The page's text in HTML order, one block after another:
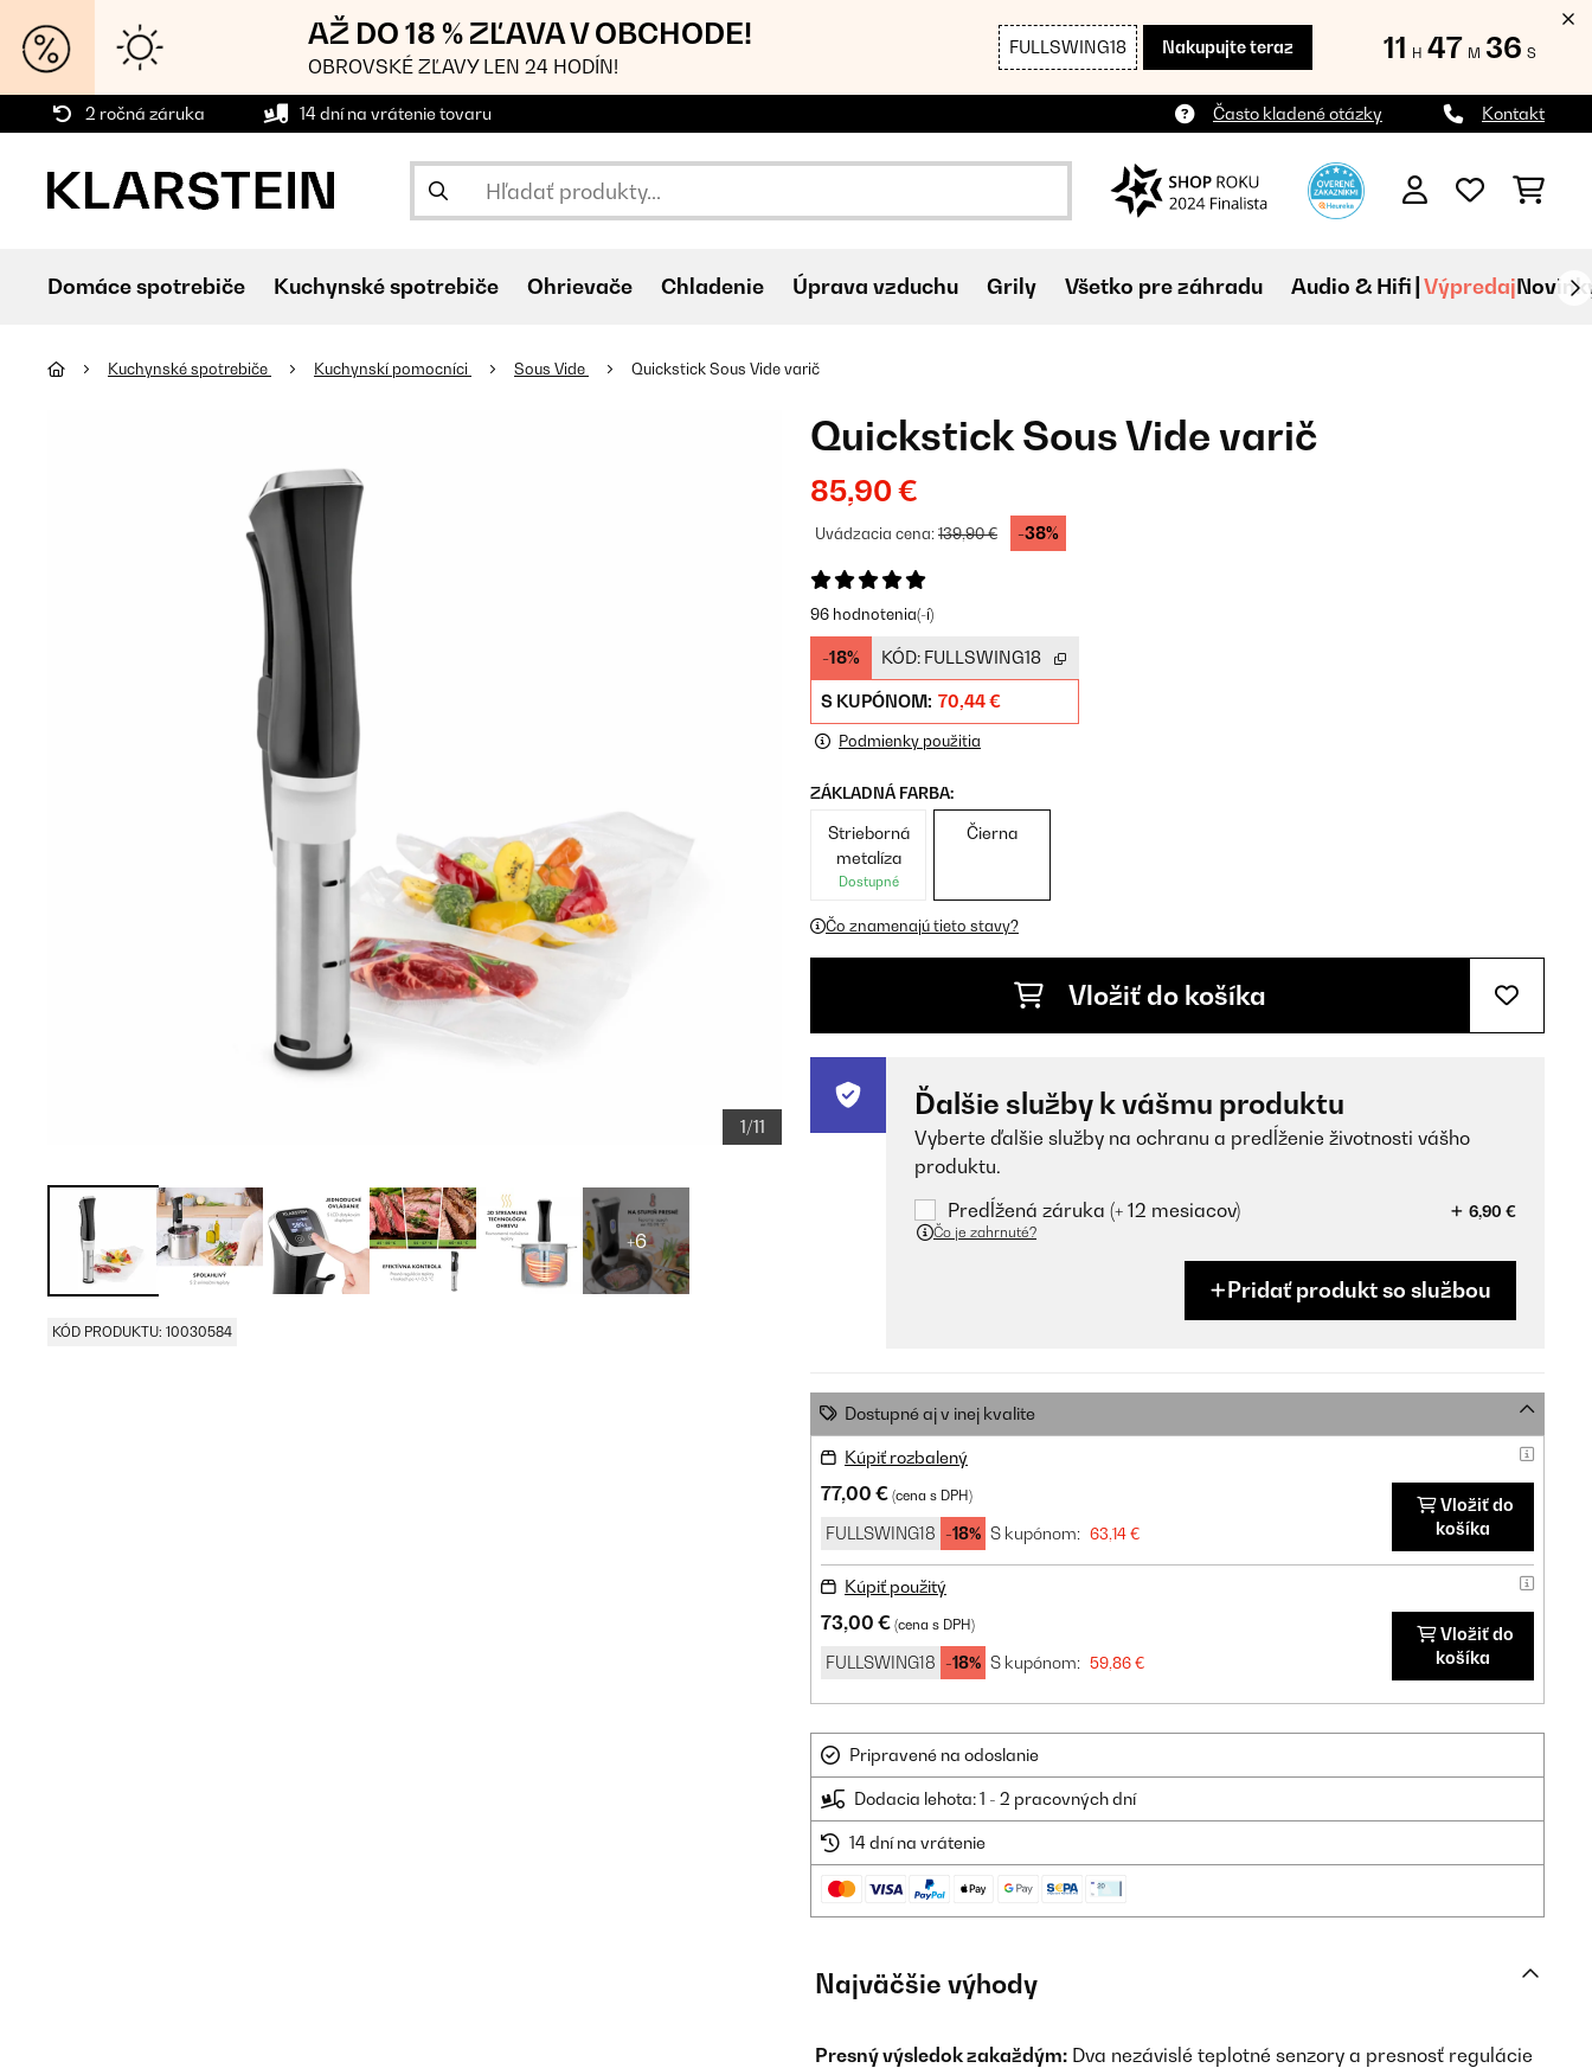
AŽ DO 18 % ZĽAVA V OBCHODE!
OBROVSKÉ ZĽAVY LEN 24 HODÍN!
FULLSWING18 Nakupujte teraz 11 H 47 M 35 S
2 ročná záruka 14 dní na vrátenie tovaru Často kladené otázky Kontakt
Domáce spotrebiče Kuchynské spotrebiče Ohrievače Chladenie Úprava vzduchu Grily Všetko pre záhradu Audio & Hifi Výpredaj
Kuchynské spotrebiče Kuchynskí pomocníci Sous Vide Quickstick Sous Vide varič
1/11
+6
KÓD PRODUKTU: 10030584
Quickstick Sous Vide varič
85,90 €
Uvádzacia cena:139,90 € -38%
96 hodnotenia(-í)
-18% KÓD: FULLSWING18
S KUPÓNOM: 70,44 €
Podmienky použitia
ZÁKLADNÁ FARBA:
Strieborná
metalíza
Dostupné
Čierna
Čo znamenajú tieto stavy?
Vložiť do košíka
Ďalšie služby k vášmu produktu
Vyberte ďalšie služby na ochranu a predĺženie životnosti vášho
produktu.
Predĺžená záruka (+ 12 mesiacov)
6,90 €
Čo je zahrnuté?
Pridať produkt so službou
Dostupné aj v inej kvalite
Kúpiť rozbalený
77,00 € (cena s DPH)
FULLSWING18 -18% S kupónom: 63,14 €
Vložiť do
košíka
Kúpiť použitý
73,00 € (cena s DPH)
FULLSWING18 -18% S kupónom: 59,86 €
Vložiť do
košíka
Pripravené na odoslanie
Dodacia lehota: 1 - 2 pracovných dní
14 dní na vrátenie
Najväčšie výhody
Presný výsledok zakaždým: Dva nezávislé teplotné senzory a presnosť regulácie